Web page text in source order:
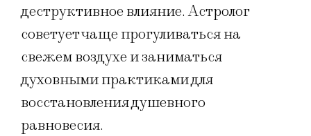
деструктивное влияние. Астролог
советует чаще прогуливаться на
свежем воздухе и заниматься
духовными практиками для
восстановления душевного
равновесия.